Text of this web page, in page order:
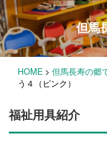
学 ぶ(健康福祉)
泊まる(宿泊)
施設・料金
但馬
HOME > 但馬長寿の郷
う４（ピンク）
福祉用具紹介